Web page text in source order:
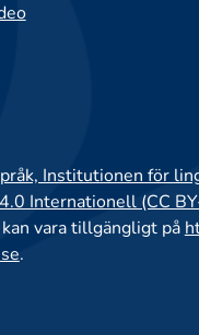
Institutionen för
Internationell (CC
vara tillgängligt på
.